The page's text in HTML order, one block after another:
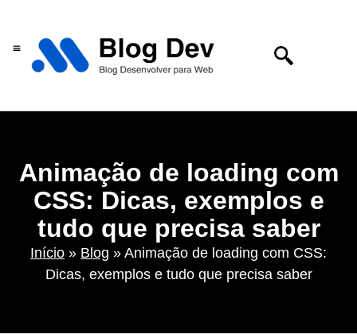
Animação de loading com
CSS: Dicas, exemplos e
tudo que precisa saber
Início » Blog » Animação de loading com CSS:
Dicas, exemplos e tudo que precisa saber